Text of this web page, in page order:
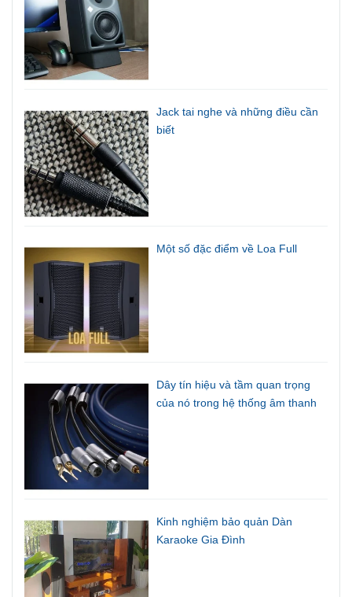
Jack tai nghe và những điều cần
biết
Một số đặc điểm về Loa Full
Dây tín hiệu và tầm quan trọng
của nó trong hệ thống âm thanh
Kinh nghiệm bảo quản Dàn
Karaoke Gia Đình